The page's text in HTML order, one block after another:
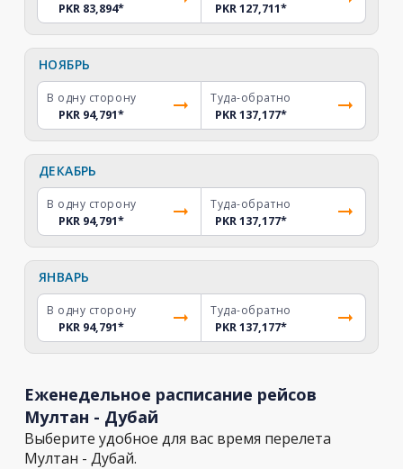
PKR 83,894*
PKR 127,711*
НОЯБРЬ
В одну сторону
PKR 94,791*
Туда-обратно
PKR 137,177*
ДЕКАБРЬ
В одну сторону
PKR 94,791*
Туда-обратно
PKR 137,177*
ЯНВАРЬ
В одну сторону
PKR 94,791*
Туда-обратно
PKR 137,177*
Еженедельное расписание рейсов
Мултан - Дубай
Выберите удобное для вас время перелета
Мултан - Дубай.